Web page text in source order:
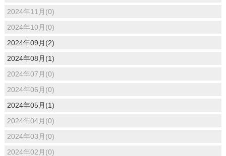
2024年11月(0)
2024年10月(0)
2024年09月(2)
2024年08月(1)
2024年07月(0)
2024年06月(0)
2024年05月(1)
2024年04月(0)
2024年03月(0)
2024年02月(0)